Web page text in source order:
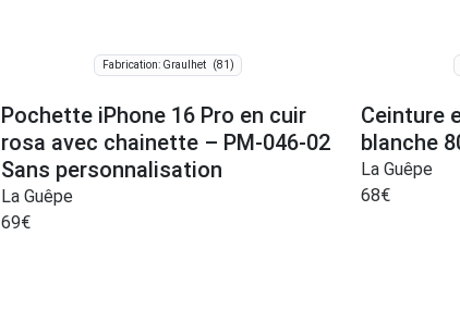
Fabrication: Graulhet (81)
Pochette iPhone 16 Pro en cuir
rosa avec chainette – PM-046-02
Sans personnalisation
La Guêpe
69€
Ceinture
blanche
La Guêpe
68€